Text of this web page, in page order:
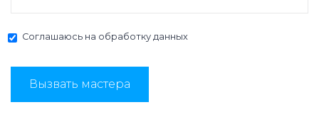
Соглашаюсь на обработку данных
Вызвать мастера